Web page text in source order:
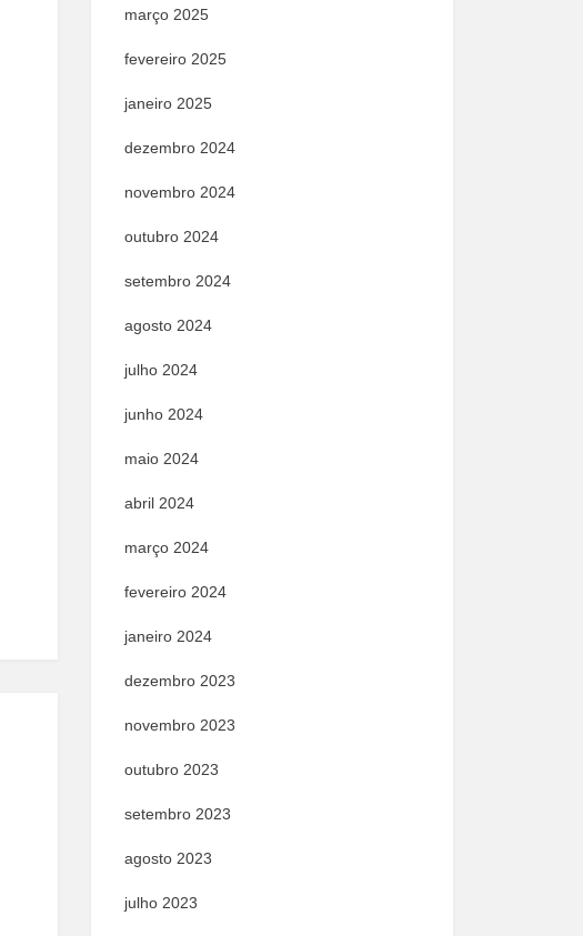
março 2025
fevereiro 2025
janeiro 2025
dezembro 2024
novembro 2024
outubro 2024
setembro 2024
agosto 2024
julho 2024
junho 2024
maio 2024
abril 2024
março 2024
fevereiro 2024
janeiro 2024
dezembro 2023
novembro 2023
outubro 2023
setembro 2023
agosto 2023
julho 2023